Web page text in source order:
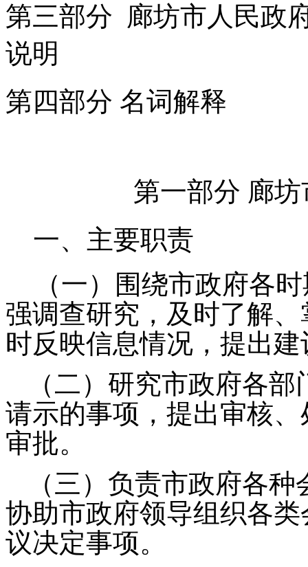
第三部分 廊坊市人民政
说明
第四部分 名词解释
第一部分 廊
一、主要职责
（一）围绕市政府各
强调查研究，及时了解
时反映信息情况，提出
（二）研究市政府各
请示的事项，提出审核
审批。
（三）负责市政府各
协助市政府领导组织各
议决定事项。